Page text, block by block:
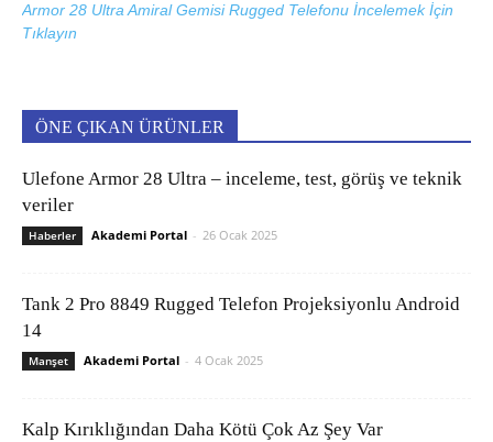
Armor 28 Ultra Amiral Gemisi Rugged Telefonu İncelemek İçin
Tıklayın
ÖNE ÇIKAN ÜRÜNLER
Ulefone Armor 28 Ultra – inceleme, test, görüş ve teknik
veriler
Haberler Akademi Portal - 26 Ocak 2025
Tank 2 Pro 8849 Rugged Telefon Projeksiyonlu Android
14
Manşet Akademi Portal - 4 Ocak 2025
Kalp Kırıklığından Daha Kötü Çok Az Şey Var